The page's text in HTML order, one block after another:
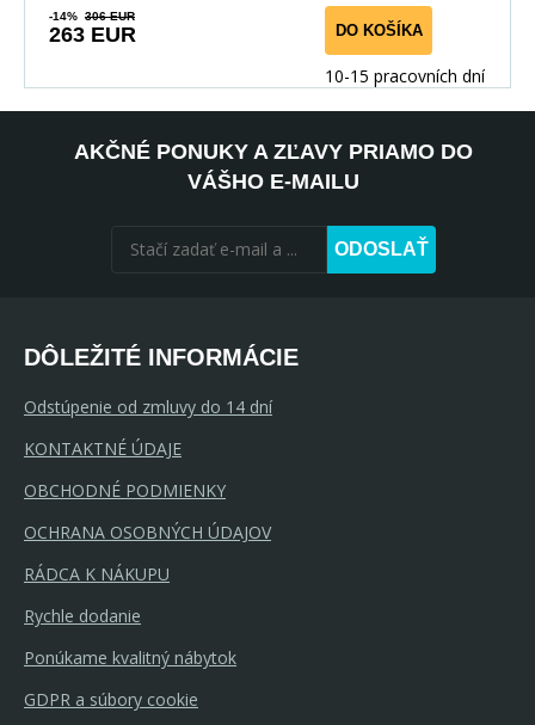
-14% 306 EUR
263 EUR DO KOŠÍKA
10-15 pracovních dní
AKČNÉ PONUKY A ZĽAVY PRIAMO DO
VÁŠHO E-MAILU
ODOSLAŤ
DÔLEŽITÉ INFORMÁCIE
Odstúpenie od zmluvy do 14 dní
KONTAKTNÉ ÚDAJE
OBCHODNÉ PODMIENKY
OCHRANA OSOBNÝCH ÚDAJOV
RÁDCA K NÁKUPU
Rychle dodanie
Ponúkame kvalitný nábytok
GDPR a súbory cookie